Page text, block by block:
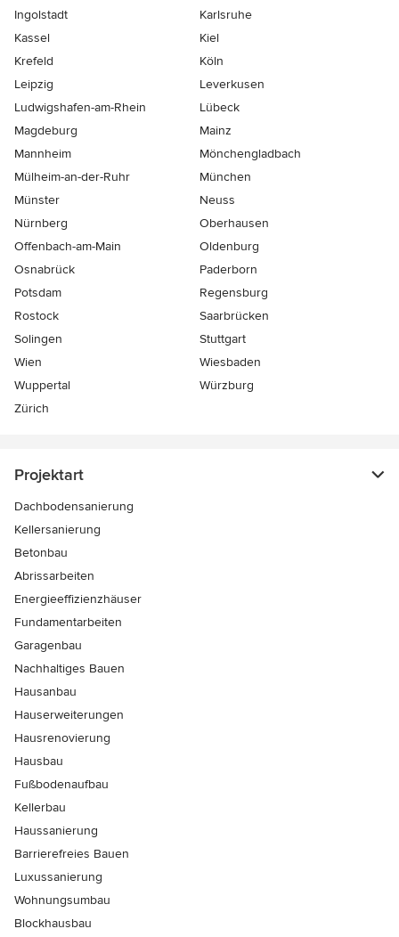
Ingolstadt
Karlsruhe
Kassel
Kiel
Krefeld
Köln
Leipzig
Leverkusen
Ludwigshafen-am-Rhein
Lübeck
Magdeburg
Mainz
Mannheim
Mönchen­gladbach
Mülheim-an-der-Ruhr
München
Münster
Neuss
Nürnberg
Oberhausen
Offenbach-am-Main
Oldenburg
Osnabrück
Paderborn
Potsdam
Regensburg
Rostock
Saarbrücken
Solingen
Stuttgart
Wien
Wiesbaden
Wuppertal
Würzburg
Zürich
Projektart
Dachbodensanierung
Kellersanierung
Betonbau
Abrissarbeiten
Energieeffizienzhäuser
Fundamentarbeiten
Garagenbau
Nachhaltiges Bauen
Hausanbau
Hauserweiterungen
Hausrenovierung
Hausbau
Fußbodenaufbau
Kellerbau
Haussanierung
Barrierefreies Bauen
Luxussanierung
Wohnungsumbau
Blockhausbau